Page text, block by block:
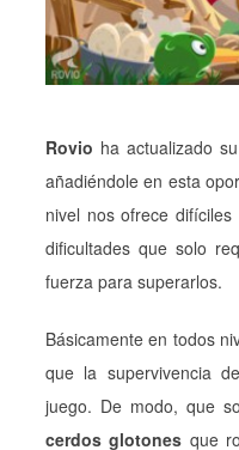
Rovio ha actualizado
añadiéndole en esta
nivel nos ofrece
dificultades que solo
fuerza para superarlos.
Básicamente en todos
que la supervivencia
juego. De modo, que
cerdos glotones que